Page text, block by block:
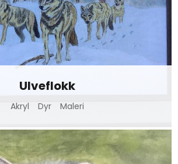
Ulveflokk
Akryl Dyr Maleri